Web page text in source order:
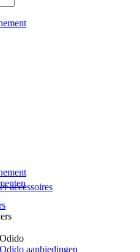
Odido
Odido aanbiedingen
accessoires